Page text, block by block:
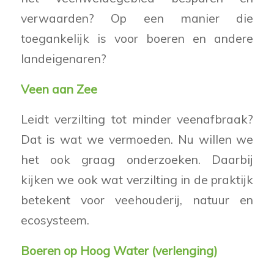
verwaarden? Op een manier die
toegankelijk is voor boeren en andere
landeigenaren?
Veen aan Zee
Leidt verzilting tot minder veenafbraak?
Dat is wat we vermoeden. Nu willen we
het ook graag onderzoeken. Daarbij
kijken we ook wat verzilting in de praktijk
betekent voor veehouderij, natuur en
ecosysteem.
Boeren op Hoog Water (verlenging)